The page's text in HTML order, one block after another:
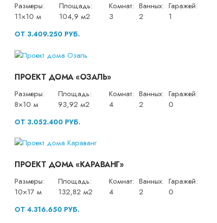
Размеры:
11×10 м
Площадь:
104,9 м2
Комнат:
3
Ванных:
2
Гаражей:
1
ОТ 3.409.250 РУБ.
ПРОЕКТ ДОМА «ОЗАЛЬ»
Размеры:
8×10 м
Площадь:
93,92 м2
Комнат:
4
Ванных:
2
Гаражей:
0
ОТ 3.052.400 РУБ.
ПРОЕКТ ДОМА «КАРАВАНГ»
Размеры:
10×17 м
Площадь:
132,82 м2
Комнат:
4
Ванных:
2
Гаражей:
0
ОТ 4.316.650 РУБ.